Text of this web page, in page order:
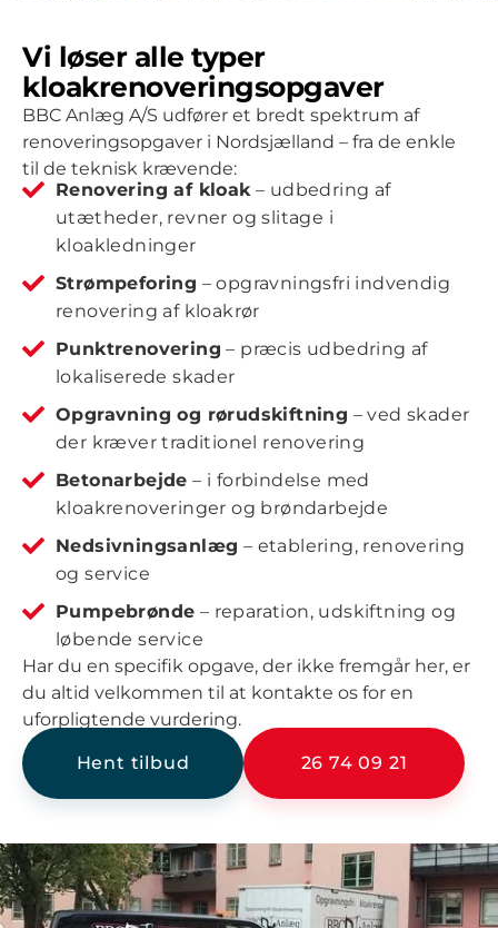
Vi løser alle typer
kloakrenoveringsopgaver
BBC Anlæg A/S udfører et bredt spektrum af
renoveringsopgaver i Nordsjælland – fra de enkle
til de teknisk krævende:
Renovering af kloak– udbedring af
utætheder, revner og slitage i
kloakledninger
Strømpeforing – opgravningsfri indvendig
renovering af kloakrør
Punktrenovering – præcis udbedring af
lokaliserede skader
Opgravning og rørudskiftning – ved skader
der kræver traditionel renovering
Betonarbejde – i forbindelse med
kloakrenoveringer og brøndarbejde
Nedsivningsanlæg – etablering, renovering
og service
Pumpebrønde – reparation, udskiftning og
løbende service
Har du en specifik opgave, der ikke fremgår her, er
du altid velkommen til at kontakte os for en
uforpligtende vurdering.
Hent tilbud 26 74 09 21